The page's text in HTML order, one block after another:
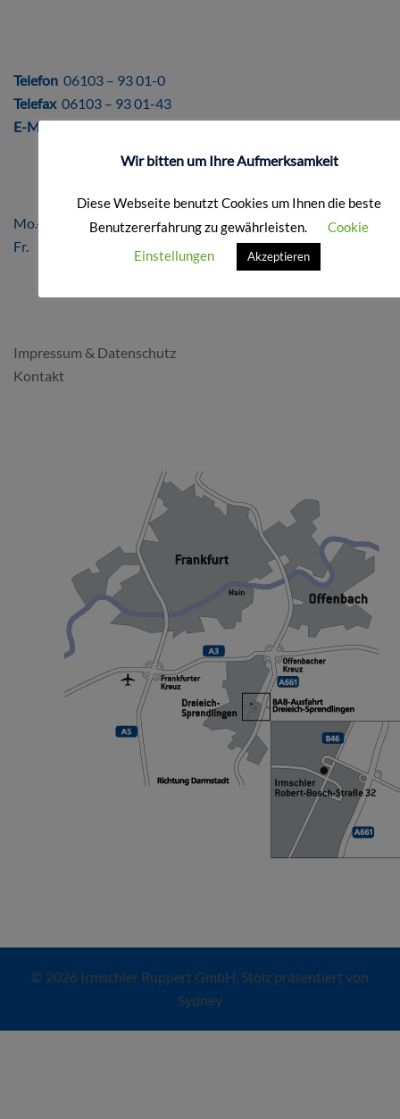
Telefon 06103 – 93 01-0
Telefax06103 – 93 01-43
E-Mailinfo@ir-repro.de
ÖFFNUNGSZEITEN
Mo.-Do. 8.00 – 17.00 Uhr
Fr. 8.00 – 16.00 Uhr
Impressum & Datenschutz
Kontakt
© 2026 Irmschler Ruppert GmbH. Stolz präsentiert von
Sydney
Wir bitten um Ihre Aufmerksamkeit
Diese Webseite benutzt Cookies um Ihnen die beste
Benutzererfahrung zu gewährleisten.
Cookie
Einstellungen
Akzeptieren